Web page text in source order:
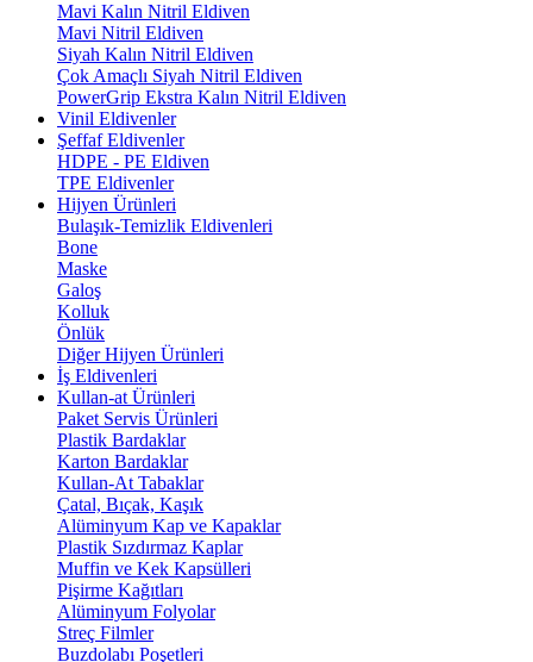
Mavi Kalın Nitril Eldiven
Mavi Nitril Eldiven
Siyah Kalın Nitril Eldiven
Çok Amaçlı Siyah Nitril Eldiven
PowerGrip Ekstra Kalın Nitril Eldiven
Vinil Eldivenler
Şeffaf Eldivenler
HDPE - PE Eldiven
TPE Eldivenler
Hijyen Ürünleri
Bulaşık-Temizlik Eldivenleri
Bone
Maske
Galoş
Kolluk
Önlük
Diğer Hijyen Ürünleri
İş Eldivenleri
Kullan-at Ürünleri
Paket Servis Ürünleri
Plastik Bardaklar
Karton Bardaklar
Kullan-At Tabaklar
Çatal, Bıçak, Kaşık
Alüminyum Kap ve Kapaklar
Plastik Sızdırmaz Kaplar
Muffin ve Kek Kapsülleri
Pişirme Kağıtları
Alüminyum Folyolar
Streç Filmler
Buzdolabı Poşetleri